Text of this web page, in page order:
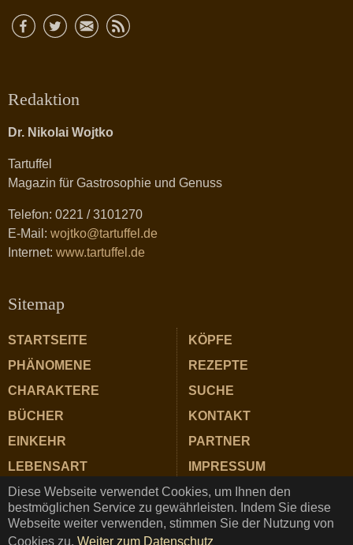
Diese Webseite verwendet Cookies, um Ihnen den
bestmöglichen Service zu gewährleisten. Indem Sie diese
Webseite weiter verwenden, stimmen Sie der Nutzung von
Cookies zu. Weiter zum Datenschutz
Redaktion
Dr. Nikolai Wojtko
Tartuffel
Magazin für Gastrosophie und Genuss
Telefon: 0221 / 3101270
E-Mail: wojtko@tartuffel.de
Internet: www.tartuffel.de
Sitemap
STARTSEITE
PHÄNOMENE
CHARAKTERE
BÜCHER
EINKEHR
LEBENSART
ZUTATEN
KÖPFE
REZEPTE
SUCHE
KONTAKT
PARTNER
IMPRESSUM
DATENSCHUTZ